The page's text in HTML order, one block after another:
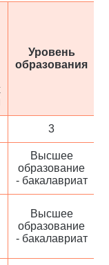
Уровень
образования
3
Высшее
образование
- бакалавриат
Высшее
образование
- бакалавриат